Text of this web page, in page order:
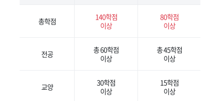
총학점
140학점
이상
80학점
이상
전공
총 60학점
이상
총 45학점
이상
교양
30학점
이상
15학점
이상